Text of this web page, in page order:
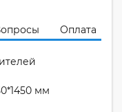
Оплата
мм